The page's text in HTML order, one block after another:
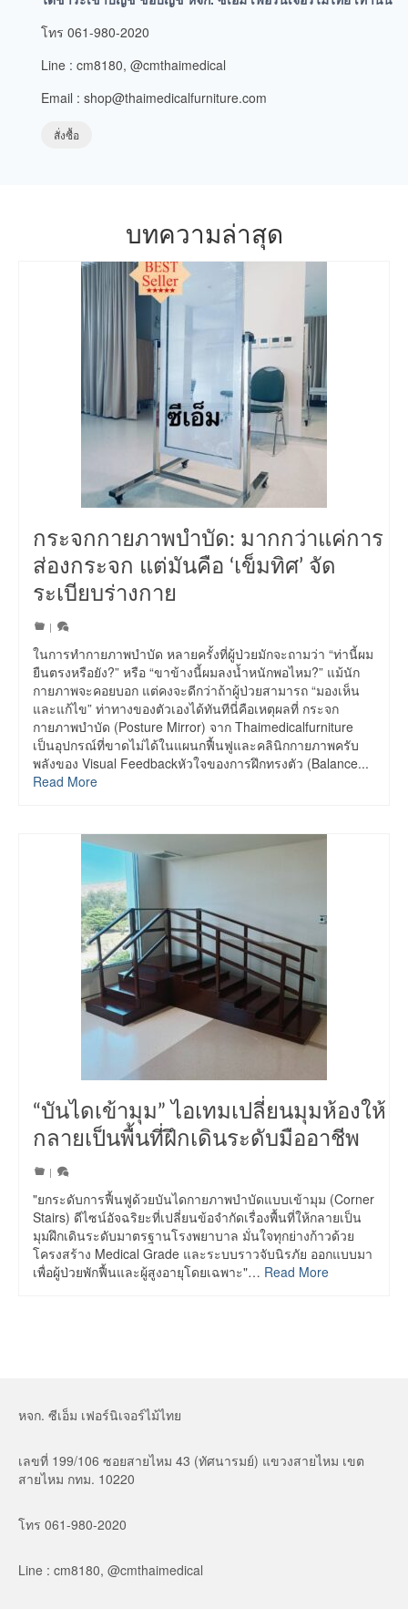
โทร 061-980-2020
Line : cm8180, @cmthaimedical
Email : shop@thaimedicalfurniture.com
สั่งซื้อ
บทความล่าสุด
กระจกกายภาพบำบัด: มากกว่าแค่การ
ส่องกระจก แต่มันคือ ‘เข็มทิศ’ จัด
ระเบียบร่างกาย
|
ในการทำกายภาพบำบัด หลายครั้งที่ผู้ป่วยมักจะถามว่า “ท่านี้ผม
ยืนตรงหรือยัง?” หรือ “ขาข้างนี้ผมลงน้ำหนักพอไหม?” แม้นัก
กายภาพจะคอยบอก แต่คงจะดีกว่าถ้าผู้ป่วยสามารถ “มองเห็น
และแก้ไข” ท่าทางของตัวเองได้ทันทีนี่คือเหตุผลที่ กระจก
กายภาพบำบัด (Posture Mirror) จาก Thaimedicalfurniture
เป็นอุปกรณ์ที่ขาดไม่ได้ในแผนกฟื้นฟูและคลินิกกายภาพครับ
พลังของ Visual Feedbackหัวใจของการฝึกทรงตัว (Balance...
Read More
“บันไดเข้ามุม” ไอเทมเปลี่ยนมุมห้องให้
กลายเป็นพื้นที่ฝึกเดินระดับมืออาชีพ
|
"ยกระดับการฟื้นฟูด้วยบันไดกายภาพบำบัดแบบเข้ามุม (Corner
Stairs) ดีไซน์อัจฉริยะที่เปลี่ยนข้อจำกัดเรื่องพื้นที่ให้กลายเป็น
มุมฝึกเดินระดับมาตรฐานโรงพยาบาล มั่นใจทุกย่างก้าวด้วย
โครงสร้าง Medical Grade และระบบราวจับนิรภัย ออกแบบมา
เพื่อผู้ป่วยพักฟื้นและผู้สูงอายุโดยเฉพาะ"… Read More
หจก. ซีเอ็ม เฟอร์นิเจอร์ไม้ไทย
เลขที่ 199/106 ซอยสายไหม 43 (ทัศนารมย์) แขวงสายไหม เขต
สายไหม กทม. 10220
โทร 061-980-2020
Line : cm8180, @cmthaimedical